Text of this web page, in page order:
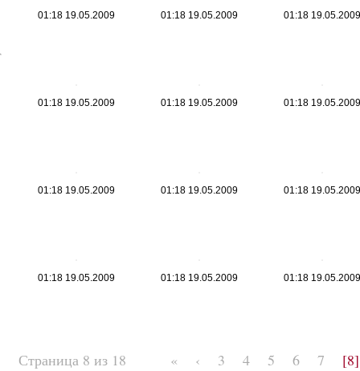
01:18 19.05.2009 01:18 19.05.2009 01:18 19.05.2009
01:18 19.05.2009 01:18 19.05.2009 01:18 19.05.2009
01:18 19.05.2009 01:18 19.05.2009 01:18 19.05.2009
01:18 19.05.2009 01:18 19.05.2009 01:18 19.05.2009
Страница 8 из 18 « ‹ 3 4 5 6 7 [8]